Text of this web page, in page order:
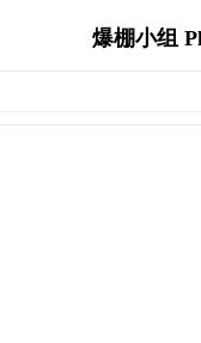
爆棚小组